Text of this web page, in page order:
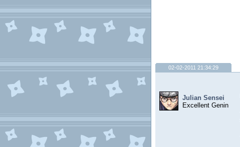
02-02-2011 21:34:29
Julian Sensei
Excellent Genin